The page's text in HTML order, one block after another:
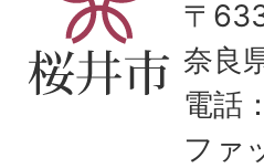
〒
奈良
電話
ファ